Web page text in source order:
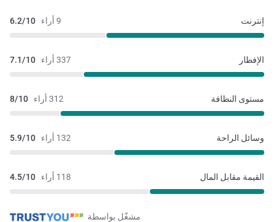
9 أراء 6.2/10 إنترنت
337 أراء 7.1/10 الإفطار
312 أراء 8/10 مستوى النظافة
132 أراء 5.9/10 وسائل الراحة
118 أراء 4.5/10 القيمة مقابل المال
مشغّل بواسطة